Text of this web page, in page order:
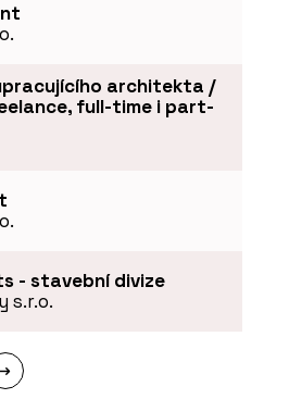
by Javorina
PRO - BeOak by
architekta /
full-time i part-
- stavební divize
s.r.o.